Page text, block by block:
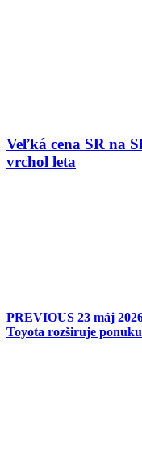
Veľká cena SR na
vrchol leta
PREVIOUS 23 máj
Toyota rozširuje